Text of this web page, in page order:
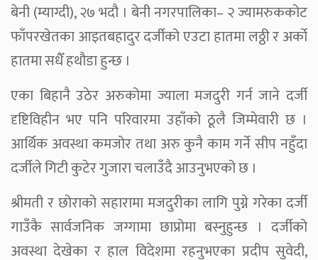
बेनी (म्याग्दी), २७ भदौ । बेनी नगरपालिका– २ ज्यामरुककोट
फाँपरखेतका आइतबहादुर दर्जीको एउटा हातमा लठ्ठी र अर्को
हातमा सधैँ हथौडा हुन्छ ।
एका बिहानै उठेर अरुकोमा ज्याला मजदुरी गर्न जाने दर्जी
दृष्टिविहीन भए पनि परिवारमा उहाँको ठूलै जिम्मेवारी छ ।
आर्थिक अवस्था कमजोर तथा अरु कुनै काम गर्ने सीप नहुँदा
दर्जीले गिटी कुटेर गुजारा चलाउँदै आउनुभएको छ ।
श्रीमती र छोराको सहारामा मजदुरीका लागि पुग्ने गरेका दर्जी
गाउँकै सार्वजनिक जग्गामा छाप्रोमा बस्नुहुन्छ । दर्जीको
अवस्था देखेका र हाल विदेशमा रहनुभएका प्रदीप सुवेदी,